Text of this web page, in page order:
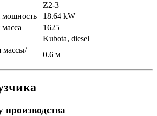
Z2-3
мощность
18.64 kW
1625
Kubota, diesel
массы/
0.6 м
производства